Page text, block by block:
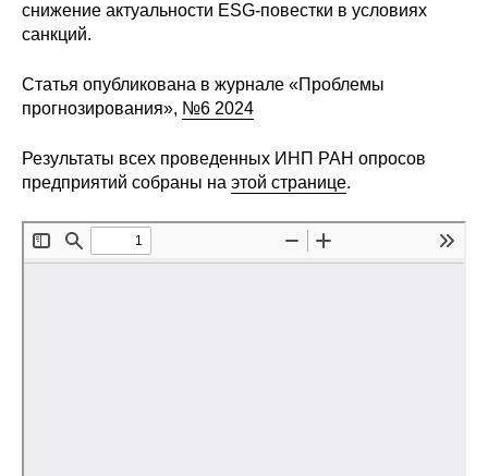
Редакционная этика
Информация для авторов
Общие требования
Стандарты оформления
Научные труды
снижение актуальности ESG-повестки в условиях
санкций.
Статья опубликована в журнале «Проблемы
прогнозирования», №6 2024
Результаты всех проведенных ИНП РАН опросов
предприятий собраны на этой странице.